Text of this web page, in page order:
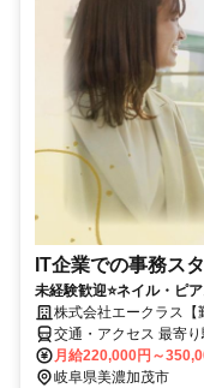
IT企業での事務ス
未経験歓迎⭐ネイル・ピ
株式会社エークラス【
交通・アクセス 最寄
月給220,000円～
岐阜県美濃加茂市